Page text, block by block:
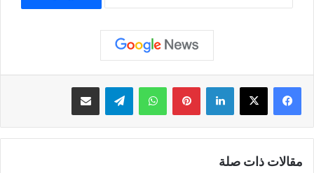
لينكدإن بينتيريستواتساب تيلقرام مشاركة عبر البريد
مقالات ذات صلة